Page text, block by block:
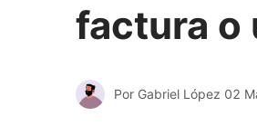
factura o
Por Gabriel López 02